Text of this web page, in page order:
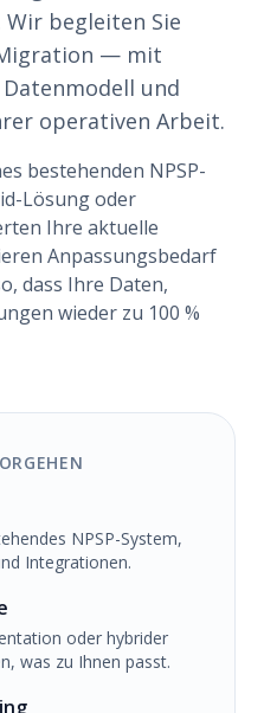
begleiten Sie
— mit
und
operativen Arbeit.
bestehenden NPSP-
Lösung oder
Ihre aktuelle
Anpassungsbedarf
dass Ihre Daten,
wieder zu 100 %
NPSP-System,
Integrationen.
oder hybrider
was zu Ihnen passt.